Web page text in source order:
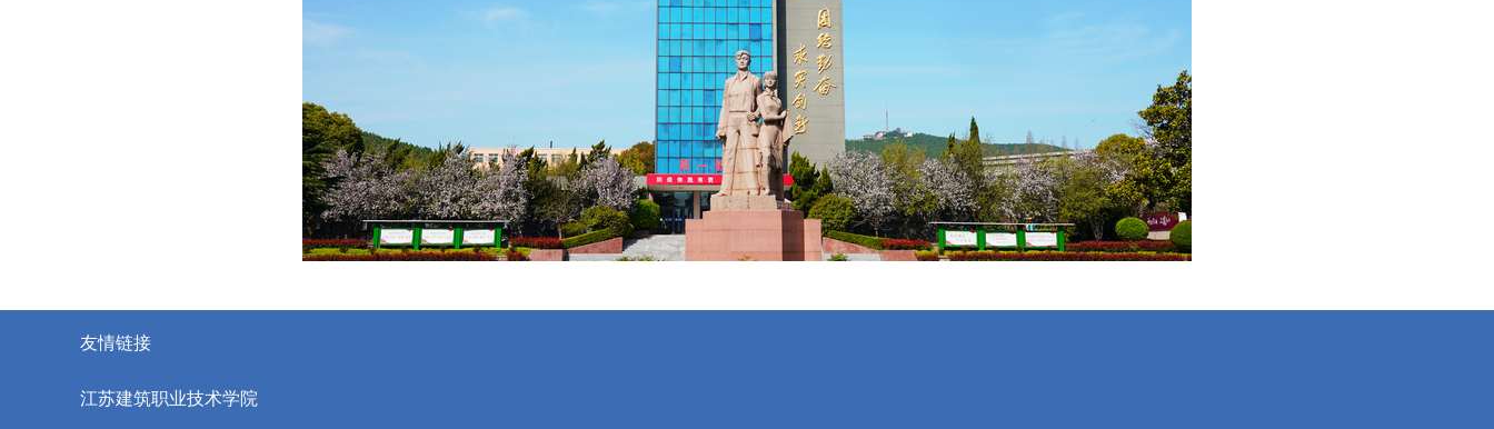
友情链接
江苏建筑职业技术学院